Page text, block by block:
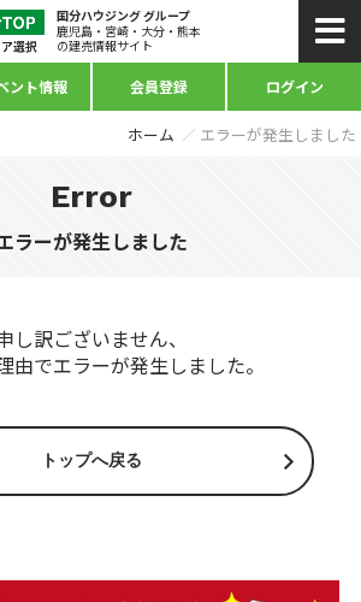
国分ハウジング グループ
鹿児島・宮崎・大分・熊本
の建売情報サイト
ント情報 会員登録 ログイン
ホーム エラーが発生しました
Error
ラーが発生しました
し訳ございません、
由でエラーが発生しました。